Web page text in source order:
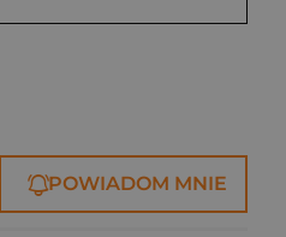
POWIADOM MNIE